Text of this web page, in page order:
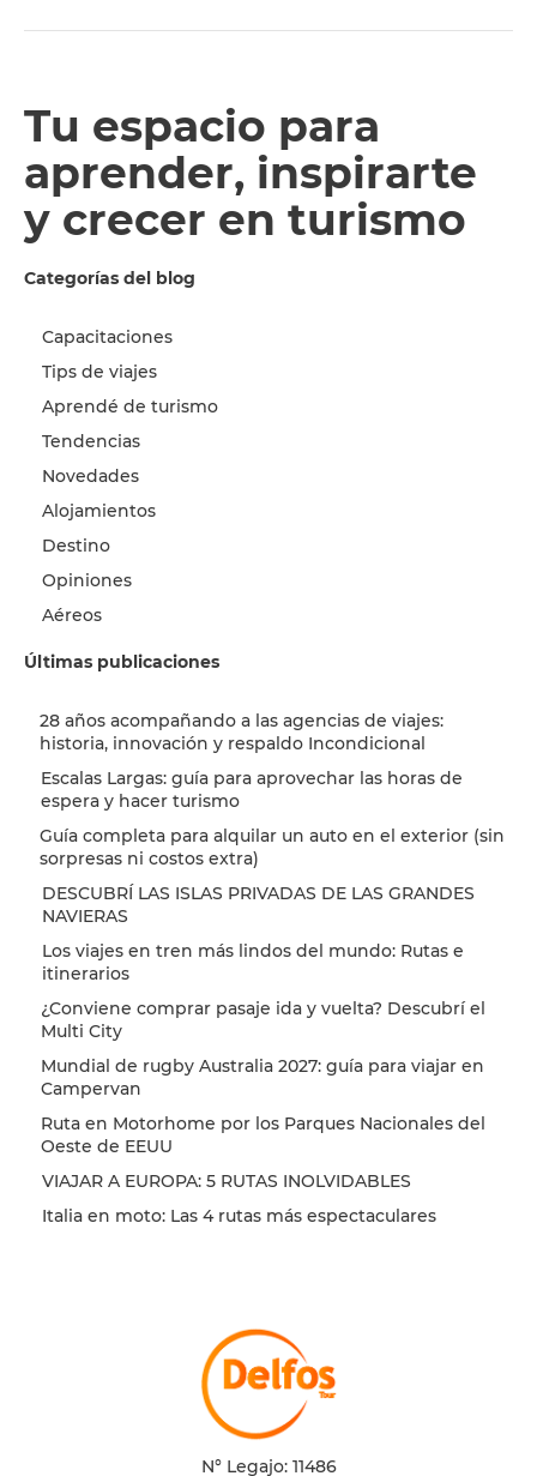
Tu espacio para
aprender, inspirarte
y crecer en turismo
Categorías del blog
Capacitaciones
Tips de viajes
Aprendé de turismo
Tendencias
Novedades
Alojamientos
Destino
Opiniones
Aéreos
Últimas publicaciones
28 años acompañando a las agencias de viajes:
historia, innovación y respaldo Incondicional
Escalas Largas: guía para aprovechar las horas de
espera y hacer turismo
Guía completa para alquilar un auto en el exterior (sin
sorpresas ni costos extra)
DESCUBRÍ LAS ISLAS PRIVADAS DE LAS GRANDES
NAVIERAS
Los viajes en tren más lindos del mundo: Rutas e
itinerarios
¿Conviene comprar pasaje ida y vuelta? Descubrí el
Multi City
Mundial de rugby Australia 2027: guía para viajar en
Campervan
Ruta en Motorhome por los Parques Nacionales del
Oeste de EEUU
VIAJAR A EUROPA: 5 RUTAS INOLVIDABLES
Italia en moto: Las 4 rutas más espectaculares
N° Legajo: 11486